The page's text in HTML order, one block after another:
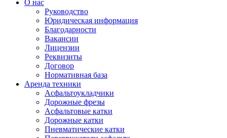
О нас
Руководство
Юридическая информация
Благодарности
Вакансии
Лицензии
Реквизиты
Договор
Нормативная база
Аренда техники
Асфальтоукладчики
Дорожные фрезы
Асфальтовые катки
Дорожные катки
Пневматические катки